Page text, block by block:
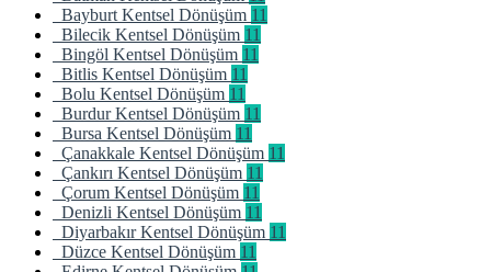
Bayburt Kentsel Dönüşüm 11
Bilecik Kentsel Dönüşüm 11
Bingöl Kentsel Dönüşüm 11
Bitlis Kentsel Dönüşüm 11
Bolu Kentsel Dönüşüm 11
Burdur Kentsel Dönüşüm 11
Bursa Kentsel Dönüşüm 11
Çanakkale Kentsel Dönüşüm 11
Çankırı Kentsel Dönüşüm 11
Çorum Kentsel Dönüşüm 11
Denizli Kentsel Dönüşüm 11
Diyarbakır Kentsel Dönüşüm 11
Düzce Kentsel Dönüşüm 11